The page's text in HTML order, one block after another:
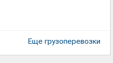
Еще грузоперевозки